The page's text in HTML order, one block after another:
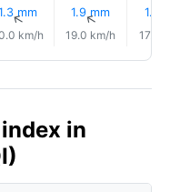
mm
↑
km/h
1.9 mm
↑
19.0 km/h
1.7
17.0
in